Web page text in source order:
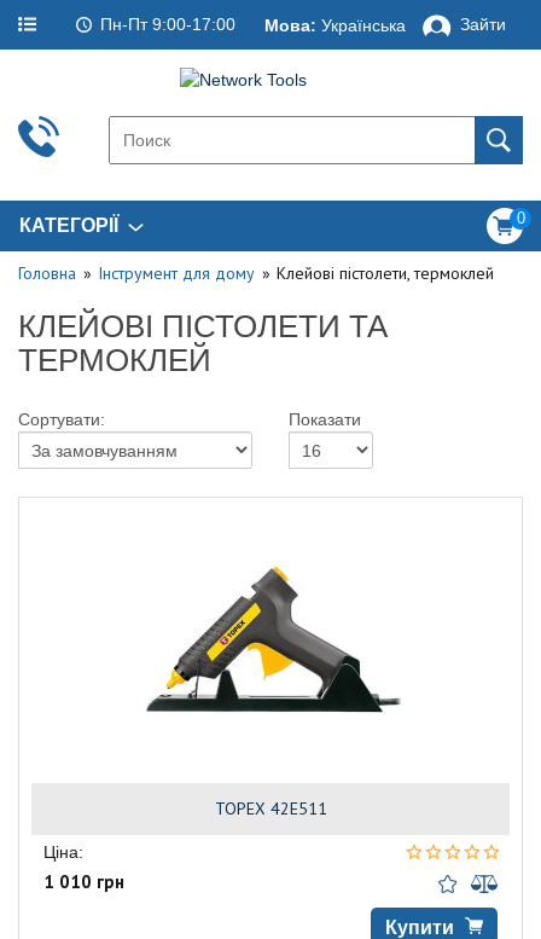
Пн-Пт 9:00-17:00 Мова: Українська Зайти
КАТЕГОРІЇ 0
Головна Інструмент для дому Клейові пістолети, термоклей
КЛЕЙОВІ ПІСТОЛЕТИ ТА
ТЕРМОКЛЕЙ
Сортувати: Показати
TOPEX 42E511
Ціна:
1 010 грн
Купити